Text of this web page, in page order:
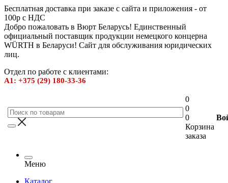
Бесплатная доставка при заказе с сайта и приложения - от
100р с НДС
Добро пожаловать в Вюрт Беларусь! Единственный
официальный поставщик продукции немецкого концерна
WÜRTH в Беларуси! Сайт для обслуживания юридических
лиц.
Отдел по работе с клиентами:
А1: +375 (29) 180-33-36
0
0
0
Корзина
заказа
Меню
Каталог